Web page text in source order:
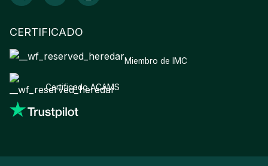
CERTIFICADO
Miembro de IMC
Certificado ACAMS